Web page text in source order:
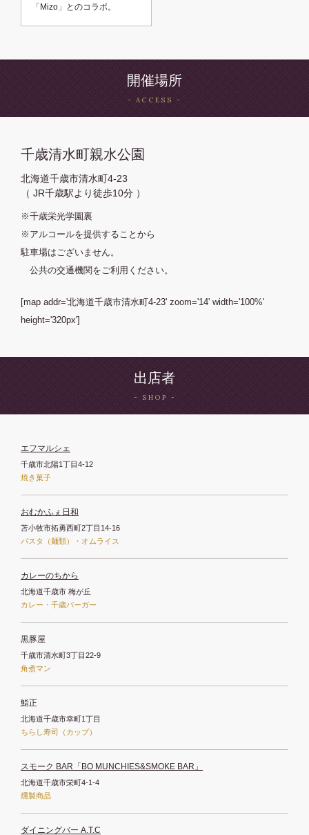
「Mizo」とのコラボ。
開催場所
千歳清水町親水公園
北海道千歳市清水町4-23
（ JR千歳駅より徒歩10分 ）
※千歳栄光学園裏
※アルコールを提供することから
駐車場はございません。
公共の交通機関をご利用ください。
[map addr='北海道千歳市清水町4-23' zoom='14' width='100%'
height='320px']
出店者
エフマルシェ
千歳市北陽1丁目4-12
焼き菓子
おむかふぇ日和
苫小牧市拓勇西町2丁目14-16
パスタ（麺類）・オムライス
カレーのちから
北海道千歳市 梅が丘
カレー・千歳バーガー
黒豚屋
千歳市清水町3丁目22-9
角煮マン
鮨正
北海道千歳市幸町1丁目
ちらし寿司（カップ）
スモーク BAR「BO MUNCHIES&SMOKE BAR」
北海道千歳市栄町4-1-4
燻製商品
ダイニングバー A.T.C